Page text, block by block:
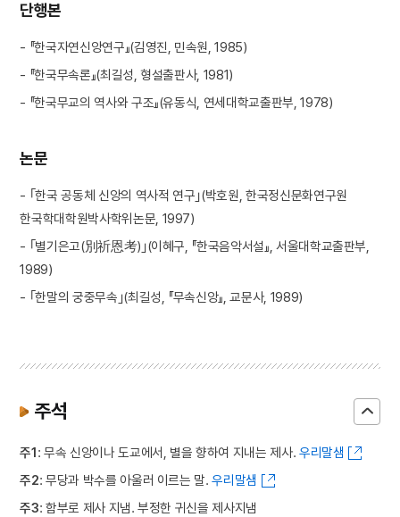
단행본
- 『한국자연신앙연구』(김영진, 민속원, 1985)
- 『한국무속론』(최길성, 형설출판사, 1981)
- 『한국무교의 역사와 구조』(유동식, 연세대학교출판부, 1978)
논문
- ｢한국 공동체 신앙의 역사적 연구｣(박호원, 한국정신문화연구원
한국학대학원박사학위논문, 1997)
- ｢별기은고(別祈恩考)｣(이혜구, 『한국음악서설』, 서울대학교출판부,
1989)
- ｢한말의 궁중무속｣(최길성, 『무속신앙』, 교문사, 1989)
주석
주1: 무속 신앙이나 도교에서, 별을 향하여 지내는 제사. 우리말샘
주2: 무당과 박수를 아울러 이르는 말.우리말샘
주3: 함부로 제사 지냄. 부정한 귀신을 제사지냄